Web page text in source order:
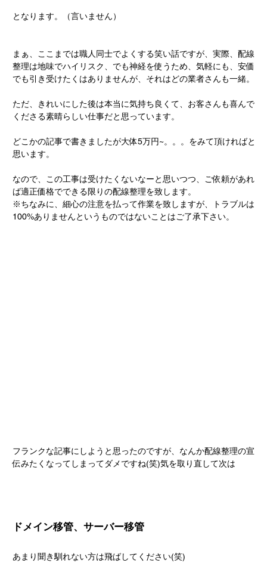
となります。（言いません）
まぁ、ここまでは職人同士でよくする笑い話ですが、実際、配線
整理は地味でハイリスク、でも神経を使うため、気軽にも、安価
でも引き受けたくはありませんが、それはどの業者さんも一緒。
ただ、きれいにした後は本当に気持ち良くて、お客さんも喜んで
くださる素晴らしい仕事だと思っています。
どこかの記事で書きましたが大体5万円~。。。をみて頂ければと
思います。
なので、この工事は受けたくないなーと思いつつ、ご依頼があれ
ば適正価格でできる限りの配線整理を致します。
※ちなみに、細心の注意を払って作業を致しますが、トラブルは
100%ありませんというものではないことはご了承下さい。
フランクな記事にしようと思ったのですが、なんか配線整理の宣
伝みたくなってしまってダメですね(笑)気を取り直して次は
ドメイン移管、サーバー移管
あまり聞き馴れない方は飛ばしてください(笑)